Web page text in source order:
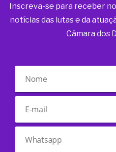
Inscreva-se para receber
notícias das lutas e da
Câmara dos